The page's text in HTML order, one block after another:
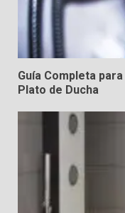
Guía Completa
Plato de Ducha